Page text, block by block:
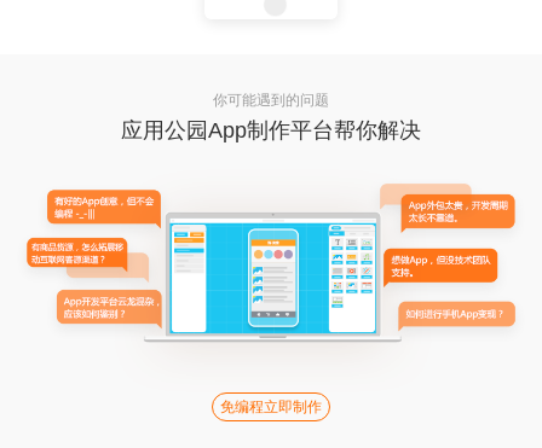
你可能遇到的问题
应用公园App制作平台帮你解决
免编程立即制作